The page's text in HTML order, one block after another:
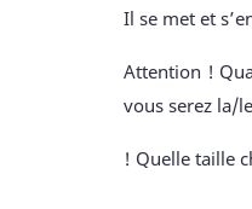
Il se met et
Attention !
vous serez la/
! Quelle taille